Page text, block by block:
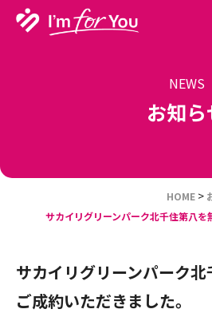
NEWS
お知ら
HOME >
サカイリグリーンパーク北千住第八を
サカイリグリーンパーク
ご成約いただきました。